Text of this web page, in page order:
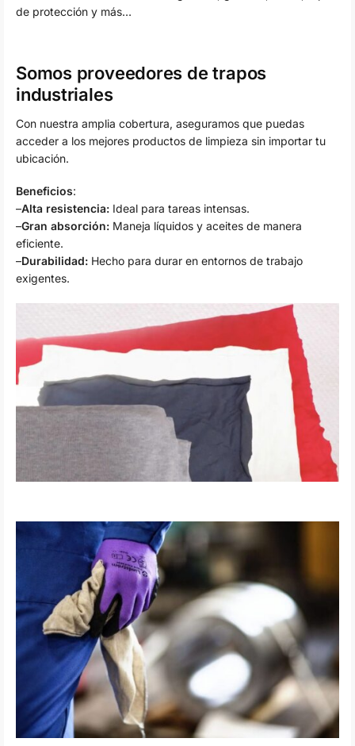
de protección y más…
Somos proveedores de trapos
industriales
Con nuestra amplia cobertura, aseguramos que puedas
acceder a los mejores productos de limpieza sin importar tu
ubicación.
Beneficios:
–Alta resistencia: Ideal para tareas intensas.
–Gran absorción: Maneja líquidos y aceites de manera
eficiente.
–Durabilidad: Hecho para durar en entornos de trabajo
exigentes.